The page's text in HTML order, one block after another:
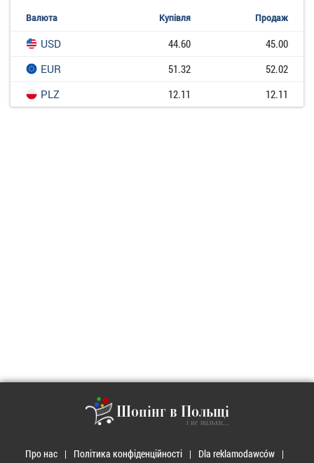
Валюта Купівля Продаж
USD 44.60
45.00
EUR
51.32
52.02
PLZ
12.11 12.11
Шопінг в Польщі
і не тільки...
Про нас Політика конфіденційності
Dla reklamodawców